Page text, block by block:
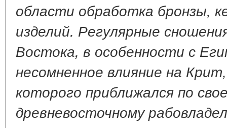
области обработка бронзы,
изделий. Регулярные
Востока, в особенности с
несомненное влияние на
которого приближался по
древневосточному